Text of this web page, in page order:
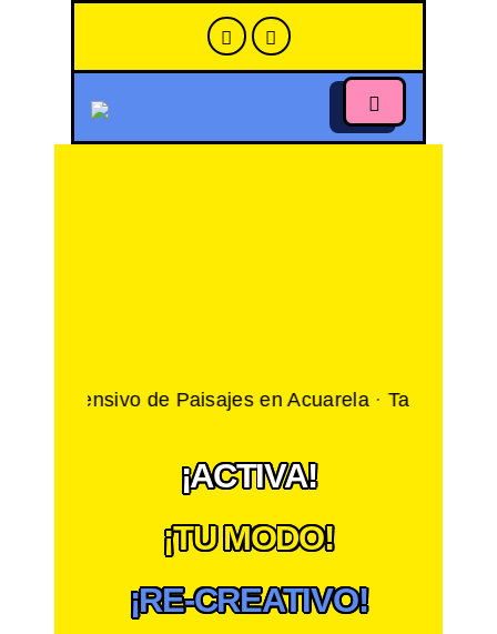
Intensivo de Paisajes en Acuarela·Taller Intensivo
¡ACTIVA!
¡TU MODO!
¡RE-CREATIVO!